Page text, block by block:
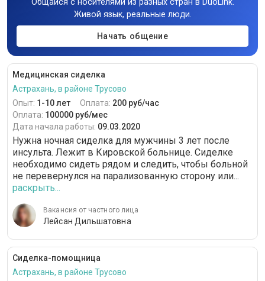
Общайся с носителями из разных стран в DuoLink.
Живой язык, реальные люди.
Начать общение
Медицинская сиделка
Астрахань, в районе Трусово
Опыт: 1-10 лет Оплата: 200 руб/час
Оплата: 100000 руб/мес
Дата начала работы: 09.03.2020
Нужна ночная сиделка для мужчины 3 лет после
инсульта. Лежит в Кировской больнице. Сиделке
необходимо сидеть рядом и следить, чтобы больной
не перевернулся на парализованную сторону или...
раскрыть...
Вакансия от частного лица
Лейсан Дильшатовна
Сиделка-помощница
Астрахань, в районе Трусово